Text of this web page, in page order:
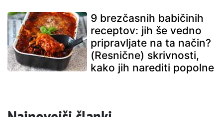
9 brezčasnih babičinih
receptov: jih še vedno
pripravljate na ta način?
(Resnične) skrivnosti,
kako jih narediti popolne